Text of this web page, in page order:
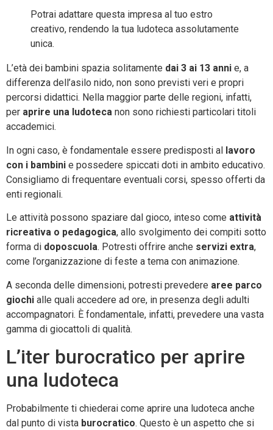
Potrai adattare questa impresa al tuo estro
creativo, rendendo la tua ludoteca assolutamente
unica.
L’età dei bambini spazia solitamente dai 3 ai 13 anni e, a
differenza dell’asilo nido, non sono previsti veri e propri
percorsi didattici. Nella maggior parte delle regioni, infatti,
per aprire una ludoteca non sono richiesti particolari titoli
accademici.
In ogni caso, è fondamentale essere predisposti al lavoro
con i bambini e possedere spiccati doti in ambito educativo.
Consigliamo di frequentare eventuali corsi, spesso offerti da
enti regionali.
Le attività possono spaziare dal gioco, inteso come attività
ricreativa o pedagogica, allo svolgimento dei compiti sotto
forma di doposcuola. Potresti offrire anche servizi extra,
come l’organizzazione di feste a tema con animazione.
A seconda delle dimensioni, potresti prevedere aree parco
giochi alle quali accedere ad ore, in presenza degli adulti
accompagnatori. È fondamentale, infatti, prevedere una vasta
gamma di giocattoli di qualità.
L’iter burocratico per aprire
una ludoteca
Probabilmente ti chiederai come aprire una ludoteca anche
dal punto di vista burocratico. Questo è un aspetto che si